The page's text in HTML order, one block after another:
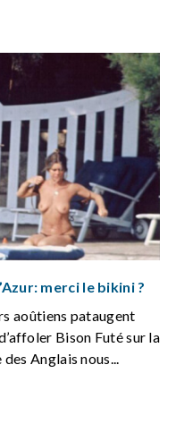
merci le bikini ?
aoûtiens pataugent
Bison Futé sur la
Anglais nous...